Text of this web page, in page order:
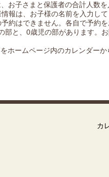
お子さまと保護者の合計人数を
報は、お子様の名前を入力して
約はできません。各自で予約を
部と、0歳児の部があります。
ホームページ内のカレンダーか
カ